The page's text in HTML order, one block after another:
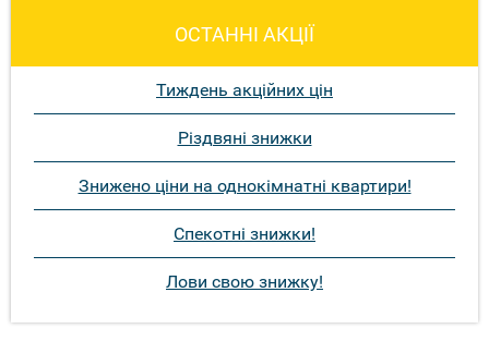
ОСТАННІ АКЦІЇ
Тиждень акційних цін
Різдвяні знижки
Знижено ціни на однокімнатні квартири!
Спекотні знижки!
Лови свою знижку!